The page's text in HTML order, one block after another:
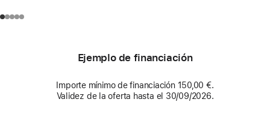
Ejemplo de financiación
Importe mínimo de financiación 150,00 €.
Validez de la oferta hasta el 30/09/2026.